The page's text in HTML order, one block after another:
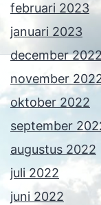
februari 2023
januari 2023
december
november
oktober 2022
september
augustus 2022
juli 2022
juni 2022